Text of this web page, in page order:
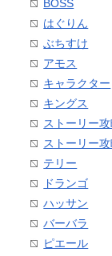
BOSS
はぐりん
ぶちすけ
アモス
キャラクター
キングス
ストーリー
ストーリー
テリー
ドランゴ
ハッサン
バーバラ
ピエール